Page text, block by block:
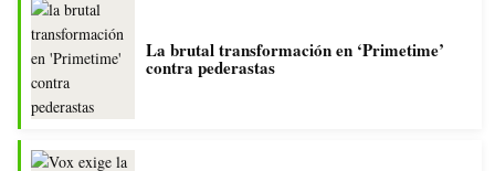
La brutal transformación en ‘Primetime’
contra pederastas